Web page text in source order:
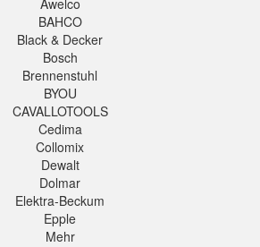
Awelco
BAHCO
Black & Decker
Bosch
Brennenstuhl
BYOU
CAVALLOTOOLS
Cedima
Collomix
Dewalt
Dolmar
Elektra-Beckum
Epple
Mehr